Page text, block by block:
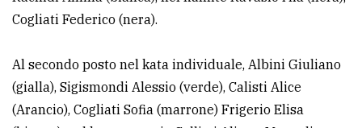
Cogliati Federico (nera).
Al secondo posto nel kata individuale, Albini Giuliano
(gialla), Sigismondi Alessio (verde), Calisti Alice
(Arancio), Cogliati Sofia (marrone) Frigerio Elisa